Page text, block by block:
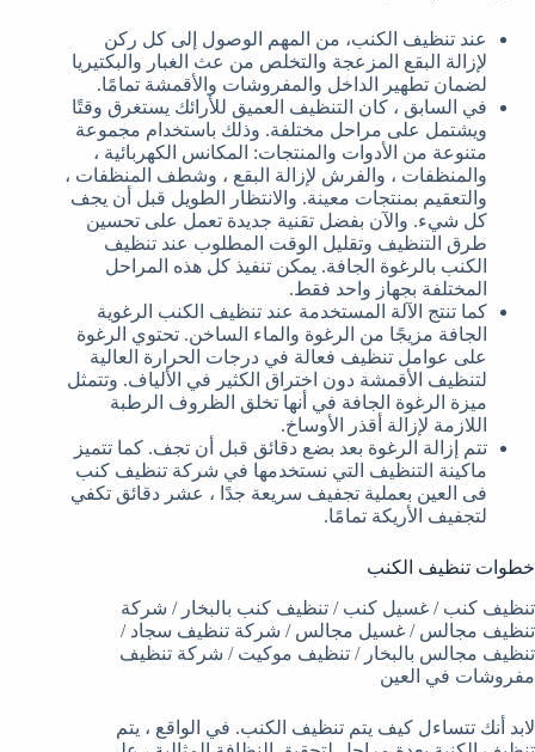
عند تنظيف الكنب، من المهم الوصول إلى كل ركن
لإزالة البقع المزعجة والتخلص من عث الغبار والبكتيريا
لضمان تطهير الداخل والمفروشات والأقمشة تمامًا.
في السابق ، كان التنظيف العميق للأرائك يستغرق وقتًا
ويشتمل على مراحل مختلفة. وذلك باستخدام مجموعة
متنوعة من الأدوات والمنتجات: المكانس الكهربائية ،
والمنظفات ، والفرش لإزالة البقع ، وشطف المنظفات ،
والتعقيم بمنتجات معينة. والانتظار الطويل قبل أن يجف
كل شيء. والآن بفضل تقنية جديدة تعمل على تحسين
طرق التنظيف وتقليل الوقت المطلوب عند تنظيف
الكنب بالرغوة الجافة. يمكن تنفيذ كل هذه المراحل
المختلفة بجهاز واحد فقط.
كما تنتج الآلة المستخدمة عند تنظيف الكنب الرغوية
الجافة مزيجًا من الرغوة والماء الساخن. تحتوي الرغوة
على عوامل تنظيف فعالة في درجات الحرارة العالية
لتنظيف الأقمشة دون اختراق الكثير في الألياف. وتتمثل
ميزة الرغوة الجافة في أنها تخلق الظروف الرطبة
اللازمة لإزالة أقذر الأوساخ.
تتم إزالة الرغوة بعد بضع دقائق قبل أن تجف. كما تتميز
ماكينة التنظيف التي نستخدمها في شركة تنظيف كنب
فى العين بعملية تجفيف سريعة جدًا ، عشر دقائق تكفي
لتجفيف الأريكة تمامًا.
خطوات تنظيف الكنب
تنظيف كنب / غسيل كنب / تنظيف كنب بالبخار / شركة
تنظيف مجالس / غسيل مجالس / شركة تنظيف سجاد /
تنظيف مجالس بالبخار / تنظيف موكيت / شركة تنظيف
مفروشات في العين
لابد أنك تتساءل كيف يتم تنظيف الكنب. في الواقع ، يتم